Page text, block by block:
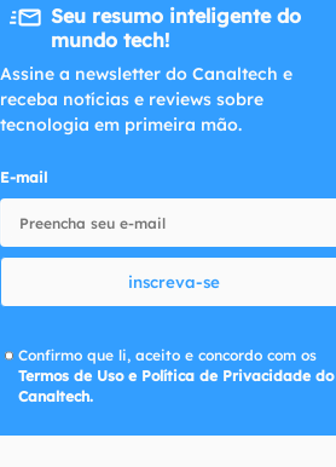
Seu resumo inteligente do
mundo tech!
Assine a newsletter do Canaltech e
receba notícias e reviews sobre
tecnologia em primeira mão.
E-mail
inscreva-se
Confirmo que li, aceito e concordo com os
Termos de Uso e Política de Privacidade do
Canaltech.